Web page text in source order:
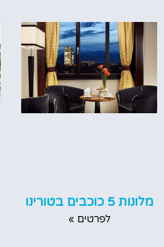
מלונות 5 כוכבים בטורינו
לפרטים »